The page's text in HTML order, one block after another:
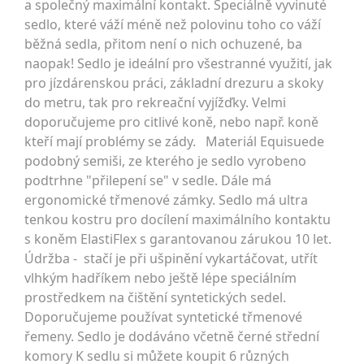
a společný maximální kontakt. Speciálně vyvinuté
sedlo, které váží méně než polovinu toho co váží
běžná sedla, přitom není o nich ochuzené, ba
naopak! Sedlo je ideální pro všestranné využití, jak
pro jízdárenskou práci, základní drezuru a skoky
do metru, tak pro rekreační vyjížďky. Velmi
doporučujeme pro citlivé koně, nebo např. koně
kteří mají problémy se zády. Materiál Equisuede
podobný semiši, ze kterého je sedlo vyrobeno
podtrhne "přilepení se" v sedle. Dále má
ergonomické třmenové zámky. Sedlo má ultra
tenkou kostru pro docílení maximálního kontaktu
s koněm ElastiFlex s garantovanou zárukou 10 let.
Údržba - stačí je při ušpinění vykartáčovat, utřít
vlhkým hadříkem nebo ještě lépe speciálním
prostředkem na čištění syntetických sedel.
Doporučujeme používat syntetické třmenové
řemeny. Sedlo je dodáváno včetně černé střední
komory K sedlu si můžete koupit 6 různých